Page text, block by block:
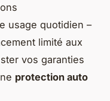
usage quotidien –
limité aux
vos garanties
protection auto